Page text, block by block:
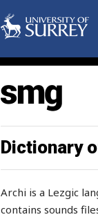
Dictionary
Archi is a Lezgic
contains sounds
необходимый
неожиданно
неопрятный
неохотно
неподатливый